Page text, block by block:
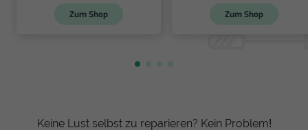
Zum Shop Zum Shop
Keine Lust selbst zu reparieren? Kein Problem!